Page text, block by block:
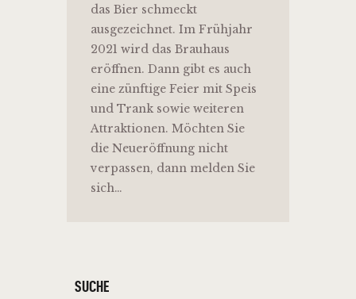
das Bier schmeckt
ausgezeichnet. Im Frühjahr
2021 wird das Brauhaus
eröffnen. Dann gibt es auch
eine zünftige Feier mit Speis
und Trank sowie weiteren
Attraktionen. Möchten Sie
die Neueröffnung nicht
verpassen, dann melden Sie
sich…
SUCHE